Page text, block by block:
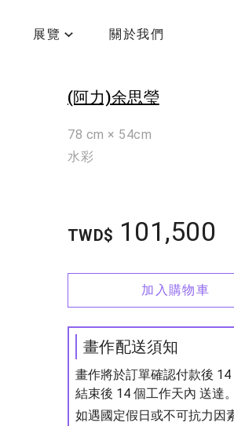
展覽 關於我們
台北龍山寺
(阿力)余思瑩
78 cm × 54cm
水彩
TWD$ 101,500
加入購物車
畫作配送須知
畫作將於訂單確認付款後
結束後 14 個工作天內 送達
如遇國定假日或不可抗力因